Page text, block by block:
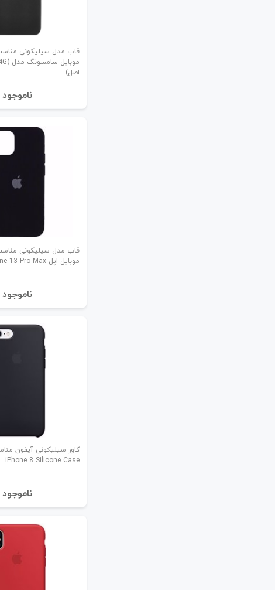
قاب مدل سیلیکونی
اصل)
نا‌موجود
قاب مدل سیلیکونی
موبایل اپل iPhone 13 Pro Max
نا‌موجود
کاور سیلیکونی آیفون
iPhone 8 Silicone Case
نا‌موجود